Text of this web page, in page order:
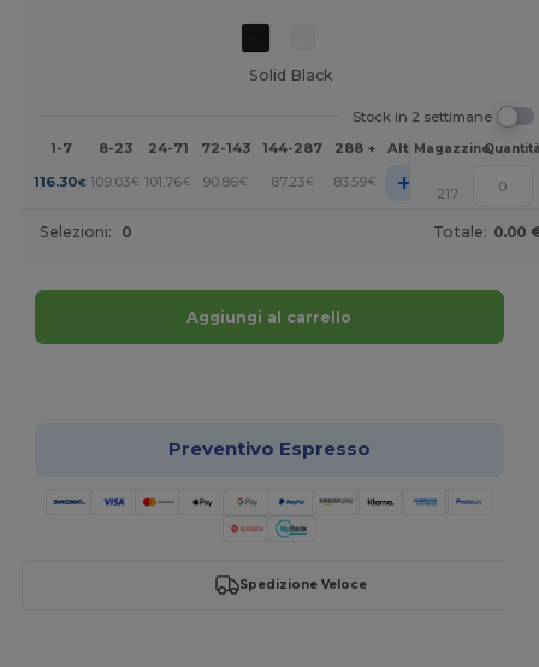
Solid Black
Stock in 2 settimane
1-7
8-23 24-71 72-143 144-287 288 + AltriMagazzino
116.30€ 109.03€ 101.76€ 90.86€ 87.23€ 83.59€ + 217
Selezioni: 0 Totale: 0.00
Aggiungi al carrello
Preventivo Espresso
Spedizione Veloce